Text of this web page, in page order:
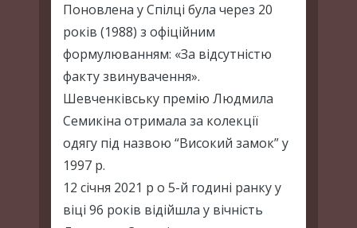
Поновлена у Спілці була через 20
років (1988) з офіційним
формулюванням: «За відсутністю
факту звинувачення».
Шевченківську премію Людмила
Семикіна отримала за колекції
одягу під назвою “Високий замок” у
1997 р.
12 січня 2021 р о 5-й годині ранку у
віці 96 років відійшла у вічність